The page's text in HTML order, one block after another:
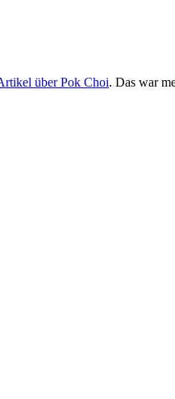
über Pok Choi. Das war